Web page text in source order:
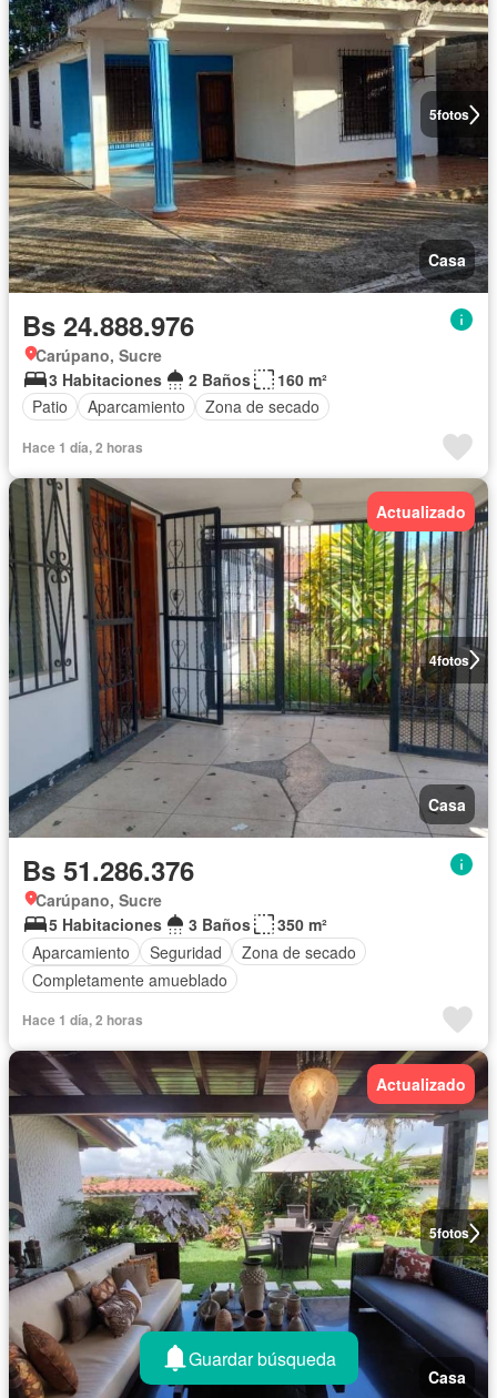
5fotos
Casa
Bs 24.888.976
Carúpano, Sucre
3 Habitaciones
2 Baños
160 m²
Patio
Aparcamiento Zona de secado
Hace 1 día, 2 horas
4fotos
Actualizado
Casa
Bs 51.286.376
Carúpano, Sucre
5 Habitaciones
3 Baños
350 m²
Aparcamiento
Seguridad
Zona de secado
Completamente amueblado
Hace 1 día, 2 horas
5fotos
Actualizado
Casa
Guardar búsqueda